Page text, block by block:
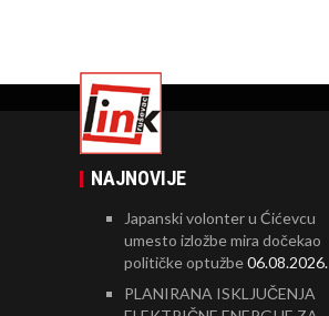
NAJNOVIJE
Japanski volonter u Ćićevcu
umesto izložbe mira dočekao
političke optužbe06.08.2026.
PLANIRANA ISKLJUČENJA